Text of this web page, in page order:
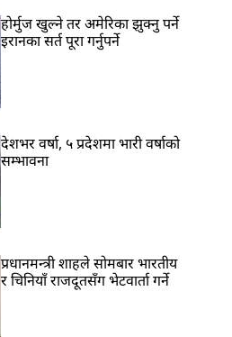
होर्मुज खुल्ने तर अमेरिका झुक्नु पर्ने
इरानका सर्त पूरा गर्नुपर्ने
देशभर वर्षा, ५ प्रदेशमा भारी वर्षाको
सम्भावना
प्रधानमन्त्री शाहले सोमबार भारतीय
र चिनियाँ राजदूतसँग भेटवार्ता गर्ने